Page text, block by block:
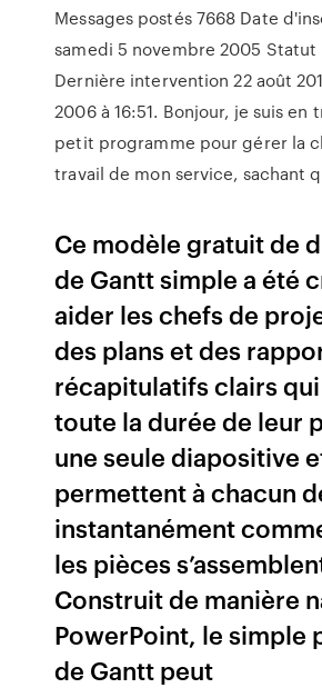
Messages postés 7668 Date
samedi 5 novembre 2005 Statut
Dernière intervention 22 août
2006 à 16:51. Bonjour, je suis en
petit programme pour gérer la
travail de mon service, sachant
Ce modèle gratuit de
de Gantt simple a été
aider les chefs de
des plans et des
récapitulatifs clairs
toute la durée de leur
une seule diapositive
permettent à chacun
instantanément
les pièces
Construit de manière
PowerPoint, le simple
de Gantt peut